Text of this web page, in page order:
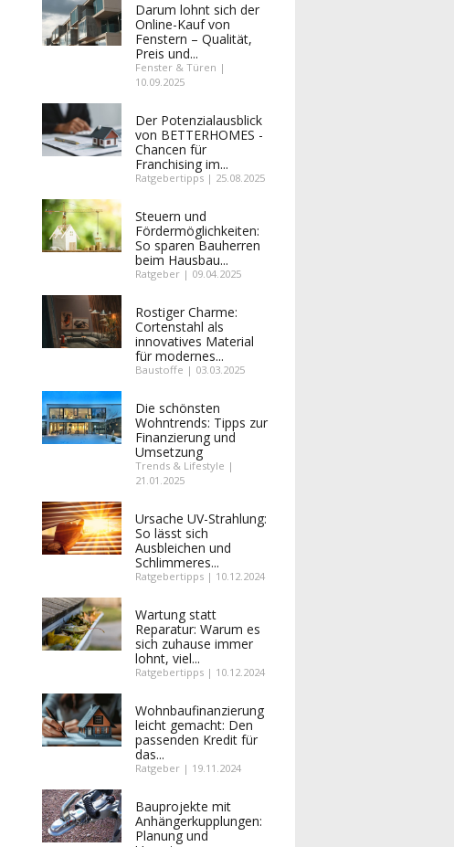
Darum lohnt sich der
Online-Kauf von
Fenstern – Qualität,
Preis und...
Fenster & Türen |
10.09.2025
Der Potenzialausblick
von BETTERHOMES -
Chancen für
Franchising im...
Ratgebertipps | 25.08.2025
Steuern und
Fördermöglichkeiten:
So sparen Bauherren
beim Hausbau...
Ratgeber | 09.04.2025
Rostiger Charme:
Cortenstahl als
innovatives Material
für modernes...
Baustoffe | 03.03.2025
Die schönsten
Wohntrends: Tipps zur
Finanzierung und
Umsetzung
Trends & Lifestyle |
21.01.2025
Ursache UV-Strahlung:
So lässt sich
Ausbleichen und
Schlimmeres...
Ratgebertipps | 10.12.2024
Wartung statt
Reparatur: Warum es
sich zuhause immer
lohnt, viel...
Ratgebertipps | 10.12.2024
Wohnbaufinanzierung
leicht gemacht: Den
passenden Kredit für
das...
Ratgeber | 19.11.2024
Bauprojekte mit
Anhängerkupplungen:
Planung und